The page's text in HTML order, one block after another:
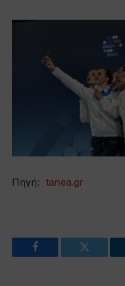
Πηγή:tanea.gr
Facebook Twitter